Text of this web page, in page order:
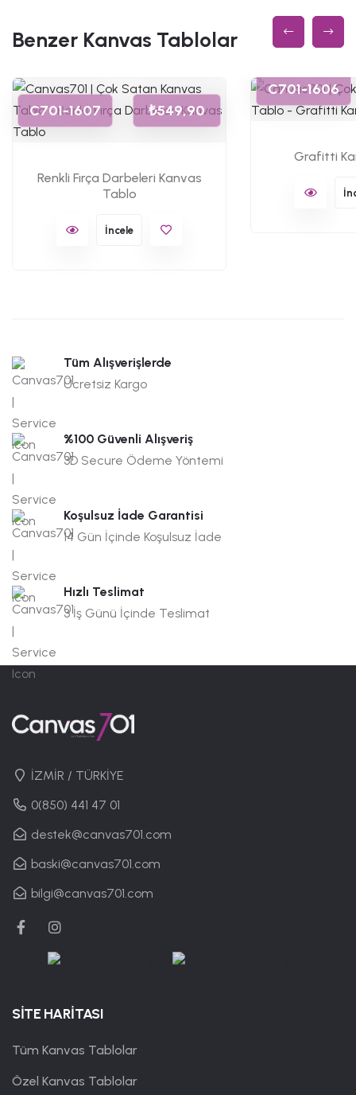
Benzer Kanvas Tablolar
C701-1607 ₺549,90
Renkli Fırça Darbeleri Kanvas
Tablo
İncele
C701-1606
Grafitti
Tüm Alışverişlerde
Ücretsiz Kargo
%100 Güvenli Alışveriş
3D Secure Ödeme Yöntemi
Koşulsuz İade Garantisi
14 Gün İçinde Koşulsuz İade
Hızlı Teslimat
3 İş Günü İçinde Teslimat
İZMİR / TÜRKİYE
0(850) 441 47 01
destek@canvas701.com
baski@canvas701.com
bilgi@canvas701.com
SİTE HARİTASI
Tüm Kanvas Tablolar
Özel Kanvas Tablolar